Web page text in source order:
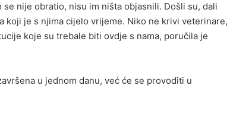
nije obratio, nisu im ništa objasnili. Došli su, dali
koji je s njima cijelo vrijeme. Niko ne krivi veterinare,
koje su trebale biti ovdje s nama, poručila je
u jednom danu, već će se provoditi u